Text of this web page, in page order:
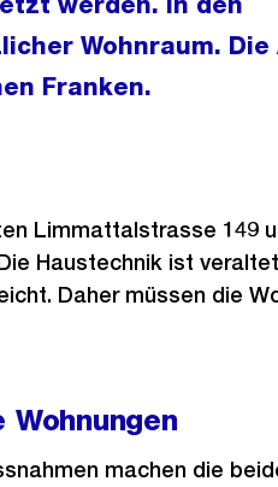
Wohnraum. Die
Franken.
Limmattalstrasse 149
Haustechnik ist
Daher müssen die
machen die